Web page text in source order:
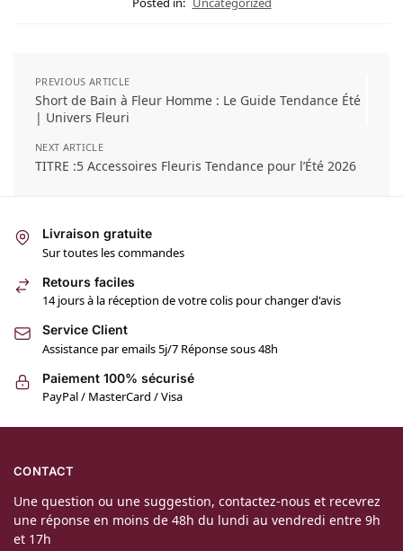
PREVIOUS ARTICLE
Short de Bain à Fleur Homme : Le Guide Tendance Été
| Univers Fleuri
NEXT ARTICLE
TITRE :5 Accessoires Fleuris Tendance pour l’Été 2026
Livraison gratuite
Sur toutes les commandes
Retours faciles
14 jours à la réception de votre colis pour changer d'avis
Service Client
Assistance par emails 5j/7 Réponse sous 48h
Paiement 100% sécurisé
PayPal / MasterCard / Visa
CONTACT
Une question ou une suggestion, contactez-nous et recevrez
une réponse en moins de 48h du lundi au vendredi entre 9h
et 17h